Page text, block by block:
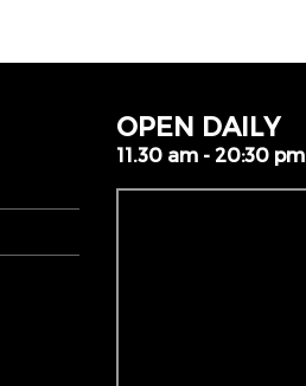
OPEN DAILY
11.30 am - 20:30 pm